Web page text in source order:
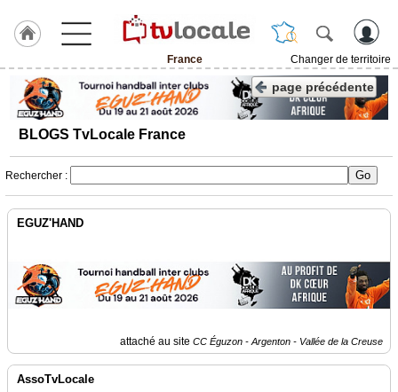
France
Changer de territoire
J'adhère
Hulcoq
TvLocale
France
Agenda
Vidéos
Médias
BLOGS TvLocale France
page précédente
Rechercher :
EGUZ'HAND
attaché au site CC Éguzon - Argenton - Vallée de la Creuse
AssoTvLocale